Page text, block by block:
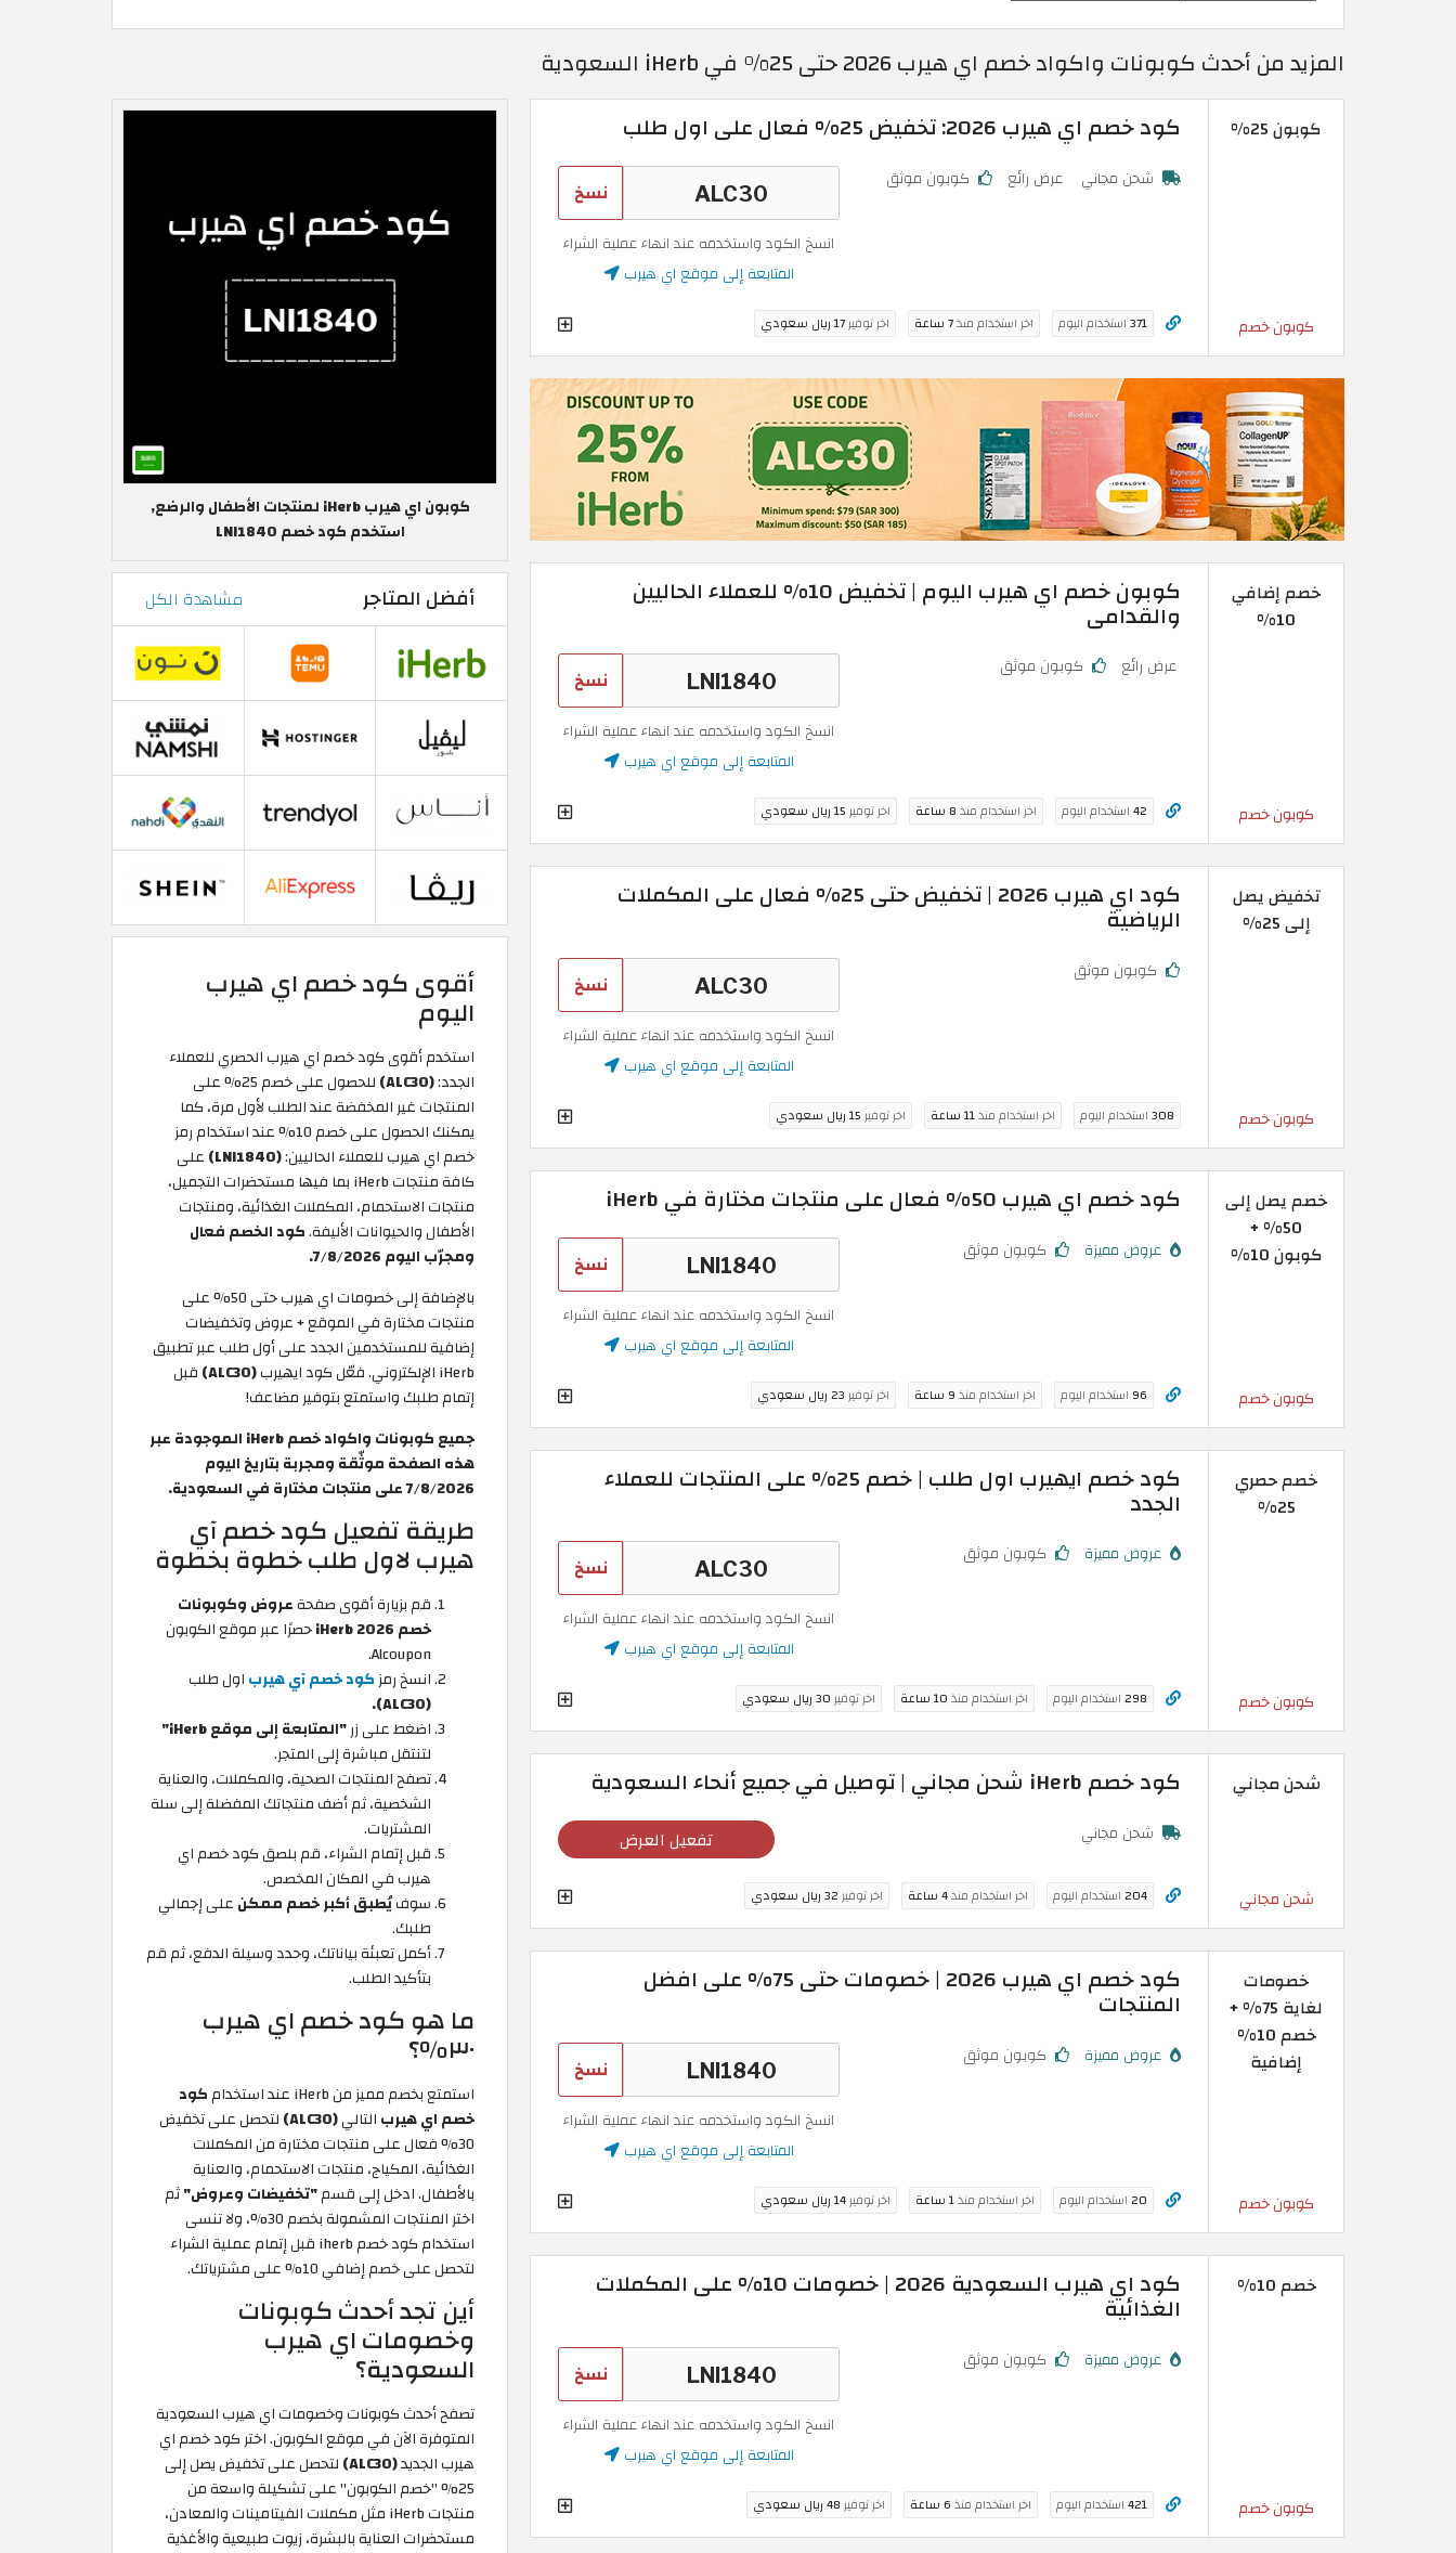
المزيد من أحدث كوبونات واكواد خصم اي هيرب 2026 حتى 25% في iHerb السعودية
كوبون 25%
كوبون خصم
كود خصم اي هيرب 2026: تخفيض 25% فعال على اول طلب
شحن مجاني عرض رائع كوبون موثق نسخ
انسخ الكود واستخدمه عند انهاء عملية الشراء
المتابعة إلى موقع اي هيرب
371استخدام اليوم اخر استخدام منذ7 ساعة اخر توفير17 ريال سعودي
خصم إضافي
10%
كوبون خصم
كوبون خصم اي هيرب اليوم | تخفيض 10% للعملاء الحاليين
والقدامى
عرض رائع كوبون موثق نسخ
انسخ الكود واستخدمه عند انهاء عملية الشراء
المتابعة إلى موقع اي هيرب
42استخدام اليوم اخر استخدام منذ8 ساعة اخر توفير15 ريال سعودي
تخفيض يصل
إلى 25%
كوبون خصم
كود اي هيرب 2026 | تخفيض حتى 25% فعال على المكملات
الرياضية
كوبون موثق نسخ
انسخ الكود واستخدمه عند انهاء عملية الشراء
المتابعة إلى موقع اي هيرب
308استخدام اليوم اخر استخدام منذ11 ساعة اخر توفير15 ريال سعودي
خصم يصل إلى
50% +
كوبون 10%
كوبون خصم
كود خصم اي هيرب 50% فعال على منتجات مختارة في iHerb
عروض مميزة كوبون موثق نسخ
انسخ الكود واستخدمه عند انهاء عملية الشراء
المتابعة إلى موقع اي هيرب
96استخدام اليوم اخر استخدام منذ9 ساعة اخر توفير23 ريال سعودي
خصم حصري
25%
كوبون خصم
كود خصم ايهيرب اول طلب | خصم 25% على المنتجات للعملاء
الجدد
عروض مميزة كوبون موثق نسخ
انسخ الكود واستخدمه عند انهاء عملية الشراء
المتابعة إلى موقع اي هيرب
298استخدام اليوم اخر استخدام منذ10 ساعة اخر توفير30 ريال سعودي
شحن مجاني
شحن مجاني
كود خصم iHerb شحن مجاني | توصيل في جميع أنحاء السعودية
شحن مجاني تفعيل العرض
204استخدام اليوم اخر استخدام منذ4 ساعة اخر توفير32 ريال سعودي
خصومات
لغاية 75% +
خصم 10%
إضافية
كوبون خصم
كود خصم اي هيرب 2026 | خصومات حتى 75% على افضل
المنتجات
عروض مميزة كوبون موثق نسخ
انسخ الكود واستخدمه عند انهاء عملية الشراء
المتابعة إلى موقع اي هيرب
20استخدام اليوم اخر استخدام منذ1 ساعة اخر توفير14 ريال سعودي
خصم 10%
كوبون خصم
كود اي هيرب السعودية 2026 | خصومات 10% على المكملات
الغذائية
عروض مميزة كوبون موثق نسخ
انسخ الكود واستخدمه عند انهاء عملية الشراء
المتابعة إلى موقع اي هيرب
421استخدام اليوم اخر استخدام منذ6 ساعة اخر توفير48 ريال سعودي
كوبون اي هيرب iHerb لمنتجات الأطفال والرضع,
استخدم كود خصم LNI1840
أفضل المتاجر مشاهدة الكل
أقوى كود خصم اي هيرب
اليوم
استخدم أقوى كود خصم اي هيرب الحصري للعملاء
الجدد:(ALC30)
للحصول على خصم 25% على
المنتجات غير المخفضة عند الطلب لأول مرة، كما
يمكنك الحصول على خصم 10% عند استخدام رمز
خصم اي هيرب للعملاء الحاليين:(LNI1840)
على
كافة منتجات iHerb بما فيها مستحضرات التجميل،
منتجات الاستحمام، المكملات الغذائية، ومنتجات
الأطفال والحيوانات الأليفة.كود الخصم فعال
ومجرّب اليوم 7/8/2026.
بالإضافة إلى خصومات اي هيرب حتى 50% على
منتجات مختارة في الموقع + عروض وتخفيضات
إضافية للمستخدمين الجدد على أول طلب عبر تطبيق
iHerb الإلكتروني. فعّل كود ايهيرب
(ALC30)
قبل
إتمام طلبك واستمتع بتوفير مضاعف!
جميع كوبونات واكواد خصم iHerb الموجودة عبر
هذه الصفحة موثّقة ومجربة بتاريخ اليوم
7/8/2026 على منتجات مختارة في السعودية.
طريقة تفعيل كود خصم آي
هيرب لاول طلب خطوة بخطوة
قم بزيارة أقوى صفحةعروض وكوبونات
خصم iHerb 2026
حصرًا عبر موقع الكوبون
Alcoupon.
انسخ رمزكود خصم آي هيرب اول طلب
(ALC30).
اضغط على زر"المتابعة إلى موقع iHerb"
لتنتقل مباشرة إلى المتجر.
تصفح المنتجات الصحية، والمكملات، والعناية
الشخصية، ثم أضف منتجاتك المفضلة إلى سلة
المشتريات.
قبل إتمام الشراء، قم بلصق كود خصم اي
هيربفي المكان المخصص.
سوفيُطبق أكبر خصم ممكن على إجمالي
طلبك.
أكمل تعبئة بياناتك، وحدد وسيلة الدفع، ثم قم
بتأكيد الطلب.
ما هو كود خصم اي هيرب
٣٠٪؟
استمتع بخصم مميز من iHerb عند استخدام
كود
خصم اي هيرب التالي(ALC30)
لتحصل على تخفيض
30% فعال على منتجات مختارة من المكملات
الغذائية، المكياج، منتجات الاستحمام، والعناية
بالأطفال. ادخل إلى قسم"تخفيضات وعروض"ثم
اختر المنتجات المشمولة بخصم 30%، ولا تنسى
استخدام كود خصم iherb
قبل إتمام عملية الشراء
لتحصل على خصم إضافي 10% على مشترياتك.
أين تجد أحدث كوبونات
وخصومات اي هيرب
السعودية؟
تصفح أحدث كوبونات وخصومات اي هيرب السعودية
المتوفرة الآن في موقع الكوبون. اختر كود خصم اي
هيرب الجديد(ALC30)
لتحصل على تخفيض يصل إلى
25% "خصم الكوبون" على تشكيلة واسعة من
منتجات iHerb مثل مكملات الفيتامينات والمعادن،
مستحضرات العناية بالبشرة، زيوت طبيعية والأغذية